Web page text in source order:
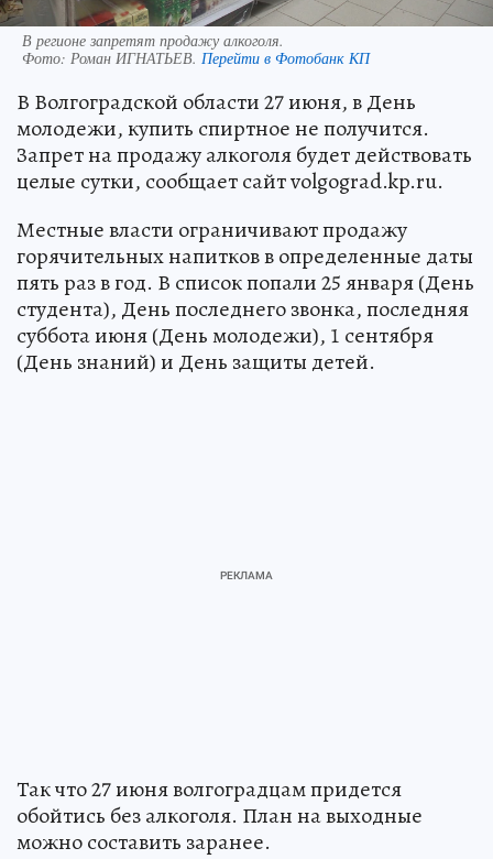
В регионе запретят продажу алкоголя.
Фото: Роман ИГНАТЬЕВ. Перейти в Фотобанк КП
В Волгоградской области 27 июня, в День
молодежи, купить спиртное не получится.
Запрет на продажу алкоголя будет действовать
целые сутки, сообщает сайт volgograd.kp.ru.
Местные власти ограничивают продажу
горячительных напитков в определенные даты
пять раз в год. В список попали 25 января (День
студента), День последнего звонка, последняя
суббота июня (День молодежи), 1 сентября
(День знаний) и День защиты детей.
Так что 27 июня волгоградцам придется
обойтись без алкоголя. План на выходные
можно составить заранее.